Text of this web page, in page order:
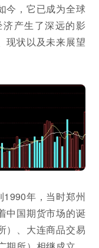
今，它已成为全球
产生了深远的影
现状以及未来展望
年，当时郑州
中国期货市场的诞
）、大连商品交易